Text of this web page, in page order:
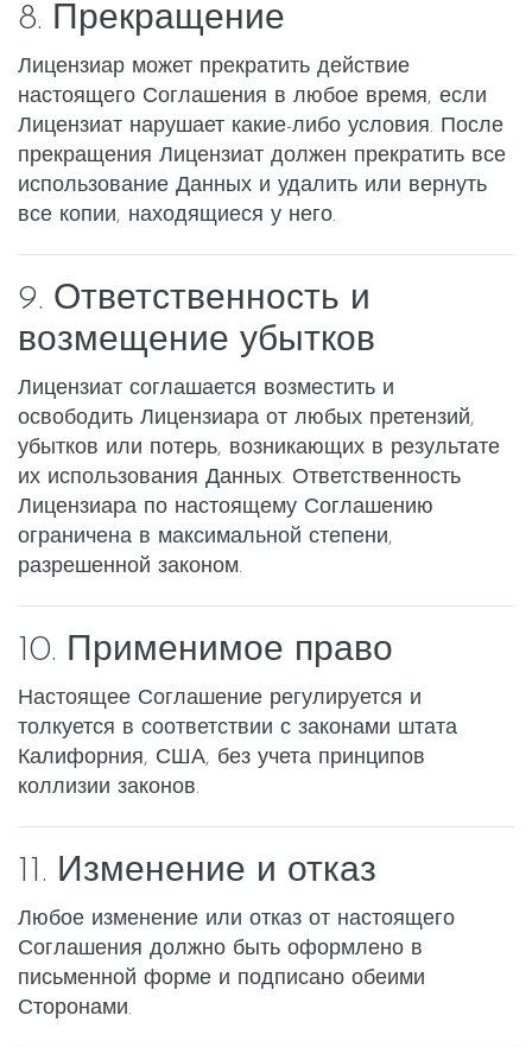
8. Прекращение
Лицензиар может прекратить действие
настоящего Соглашения в любое время, если
Лицензиат нарушает какие-либо условия. После
прекращения Лицензиат должен прекратить все
использование Данных и удалить или вернуть
все копии, находящиеся у него.
9. Ответственность и
возмещение убытков
Лицензиат соглашается возместить и
освободить Лицензиара от любых претензий,
убытков или потерь, возникающих в результате
их использования Данных. Ответственность
Лицензиара по настоящему Соглашению
ограничена в максимальной степени,
разрешенной законом.
10. Применимое право
Настоящее Соглашение регулируется и
толкуется в соответствии с законами штата
Калифорния, США, без учета принципов
коллизии законов.
11. Изменение и отказ
Любое изменение или отказ от настоящего
Соглашения должно быть оформлено в
письменной форме и подписано обеими
Сторонами.